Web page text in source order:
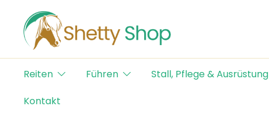
content
Shetty Shop
Der Schweizer Online Shop für Shetty-Artikel
Reiten
Führen Stall, Pflege & Ausrüstung
Kontakt